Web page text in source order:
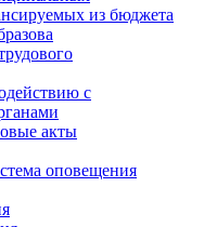
из бюджета
с
акты
оповещения